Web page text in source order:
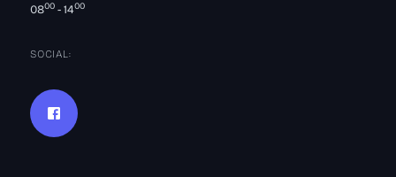
0800 - 1400
SOCIAL: